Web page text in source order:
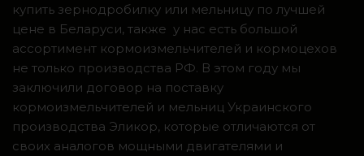
купить зернодробилку или мельницу по лучшей
цене в Беларуси, также у нас есть большой
ассортимент кормоизмельчителей и кормоцехов
не только производства РФ. В этом году мы
заключили договор на поставку
кормоизмельчителей и мельниц Украинского
производства Эликор, которые отличаются от
своих аналогов мощными двигателями и